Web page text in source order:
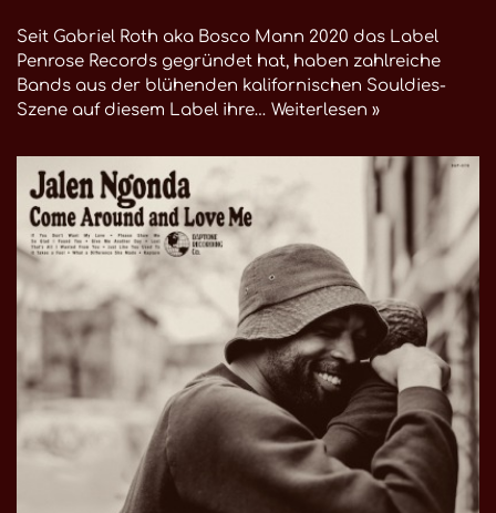
Seit Gabriel Roth aka Bosco Mann 2020 das Label
Penrose Records gegründet hat, haben zahlreiche
Bands aus der blühenden kalifornischen Souldies-
Szene auf diesem Label ihre… Weiterlesen »